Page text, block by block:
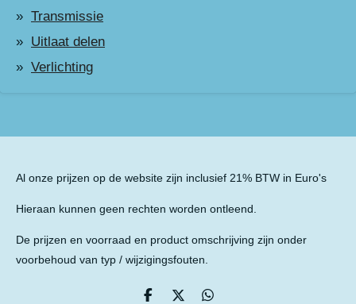
Transmissie
Uitlaat delen
Verlichting
Al onze prijzen op de website zijn inclusief 21% BTW in Euro's
Hieraan kunnen geen rechten worden ontleend.
De prijzen en voorraad en product omschrijving zijn onder
voorbehoud van typ / wijzigingsfouten.
D D D